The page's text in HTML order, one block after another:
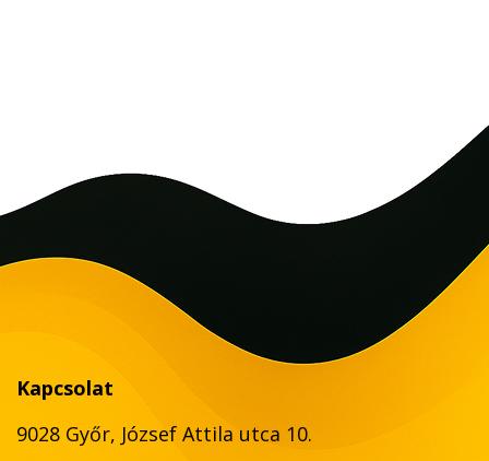
Kapcsolat
9028 Győr, József Attila utca 10.